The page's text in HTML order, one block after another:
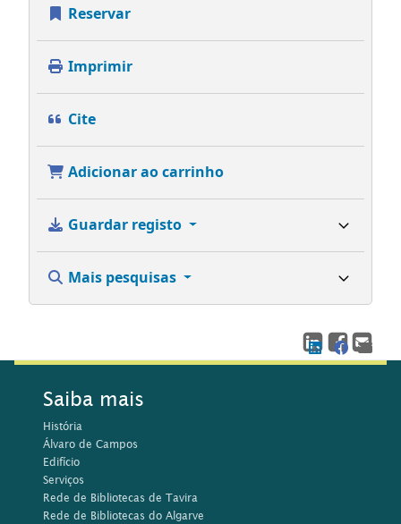
Reservar
Imprimir
Cite
Adicionar ao carrinho
Guardar registo
Mais pesquisas
Saiba mais
História
Álvaro de Campos
Edifício
Serviços
Rede de Bibliotecas de Tavira
Rede de Bibliotecas do Algarve